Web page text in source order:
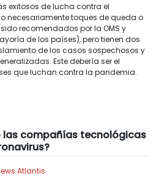
exitosos de lucha contra el
necesariamente toques de queda o
recomendados por la OMS y
de los países), pero tienen dos
de los casos sospechosos y
Este debería ser el
que luchan contra la pandemia.
las compañías tecnológicas
Atlantis